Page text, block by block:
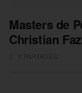
Masters de
Christian